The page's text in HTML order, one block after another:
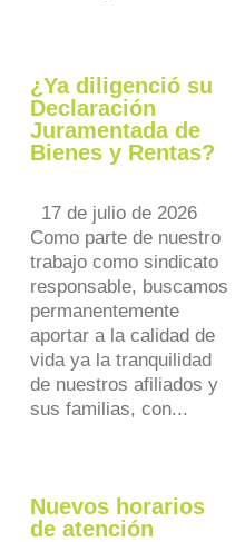
¿Ya diligenció su
Declaración
Juramentada de
Bienes y Rentas?
17 de julio de 2026
Como parte de nuestro
trabajo como sindicato
responsable, buscamos
permanentemente
aportar a la calidad de
vida ya la tranquilidad
de nuestros afiliados y
sus familias, con...
Nuevos horarios
de atención